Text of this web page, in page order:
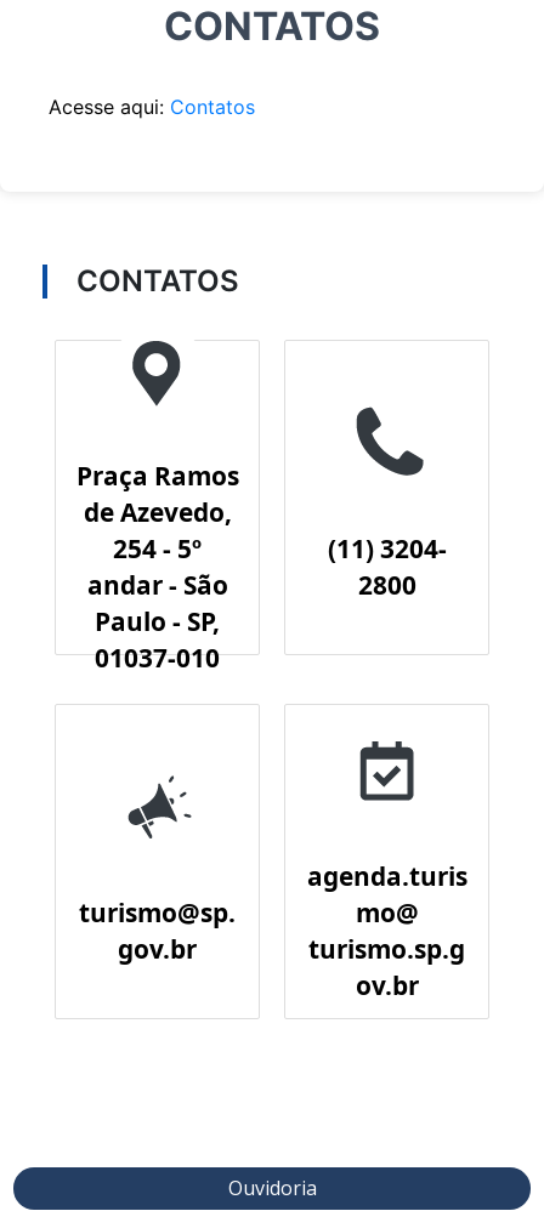
CONTATOS
Acesse aqui: Contatos
CONTATOS
Praça Ramos
de Azevedo,
254 - 5º
andar - São
Paulo - SP,
01037-010
(11) 3204-
2800
turismo@sp.
gov.br
agenda.turis
mo@
turismo.sp.g
ov.br
Ouvidoria